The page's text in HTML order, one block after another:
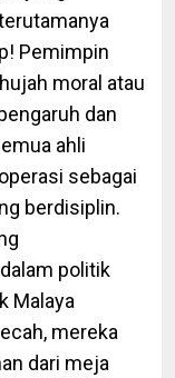
Pemimpin
moral atau
dan
ahli
sebagai
berdisiplin.
politik
Malaya
mereka
dari meja